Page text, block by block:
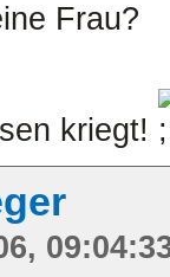
Frau?
kriegt!